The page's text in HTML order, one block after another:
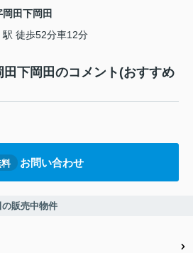
岡田下岡田
駅 徒歩52分車12分
下岡田のコメント(おすすめ
お問い合わせ
販売中物件